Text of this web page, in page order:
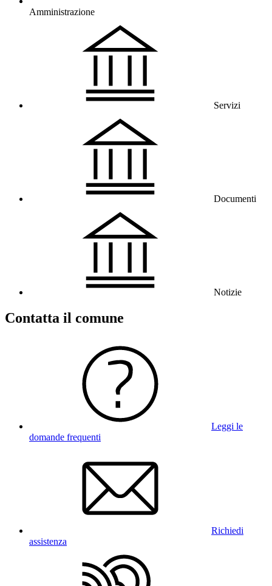
Amministrazione
Servizi
Documenti
Notizie
Contatta il comune
Leggi le
domande frequenti
Richiedi
assistenza